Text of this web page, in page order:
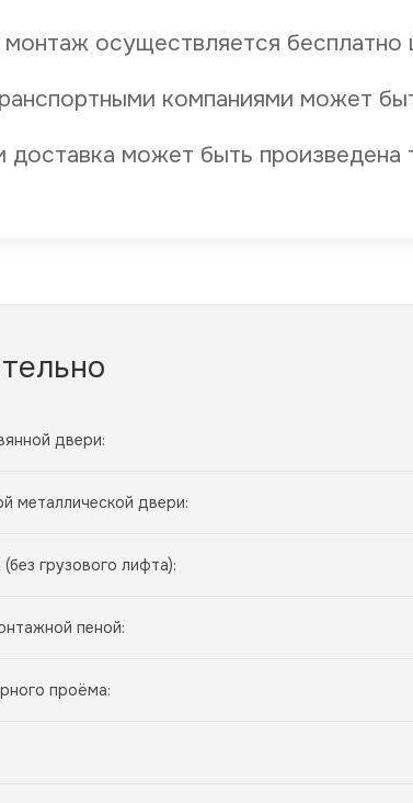
осуществляется
компаниями может
доставка может быть
двери:
металлической двери:
грузового лифта):
пеной:
проёма: